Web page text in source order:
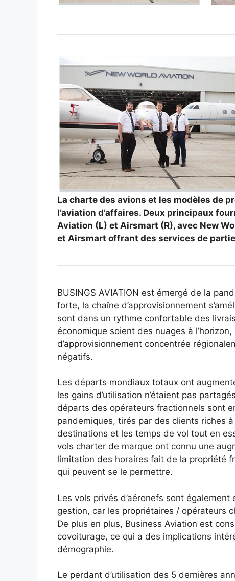
La charte des avions et les modèles de
l’aviation d’affaires. Deux principaux
Aviation (L) et Airsmart (R), avec New
et Airsmart offrant des services de partie
BUSINGS AVIATION est émergé de la
forte, la chaîne d’approvisionnement
sont dans un rythme confortable des
économique soient des nuages ​​à
d’approvisionnement concentrée
négatifs.
Les départs mondiaux totaux ont
les gains d’utilisation n’étaient pas
départs des opérateurs fractionnels sont
pandemiques, tirés par des clients riches
destinations et les temps de vol tout en
vols charter de marque ont connu une
limitation des horaires fait de la propriété
qui peuvent se le permettre.
Les vols privés d’aéronefs sont
gestion, car les propriétaires / opérateurs
De plus en plus, Business Aviation est
covoiturage, ce qui a des implications
démographie.
Le perdant d’utilisation des 5 dernières